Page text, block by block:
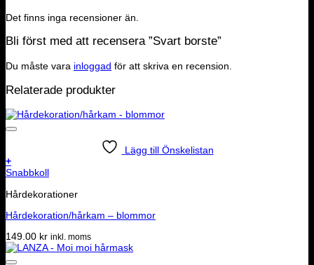
Det finns inga recensioner än.
Bli först med att recensera ”Svart borste”
Du måste vara inloggad för att skriva en recension.
Relaterade produkter
Lägg till Önskelistan
+
Snabbkoll
Hårdekorationer
Hårdekoration/hårkam – blommor
149.00 kr inkl. moms